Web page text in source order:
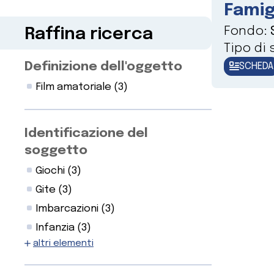
Raffina ricerca
Definizione dell'oggetto
Film amatoriale (3)
Identificazione del
soggetto
Giochi (3)
Gite (3)
Imbarcazioni (3)
Infanzia (3)
altri elementi
Fondo:
Tipo di
SCHEDA